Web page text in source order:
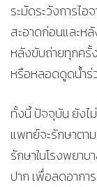
ระมัดระวังการไ
สะอาดก่อนและห
หลังขับถ่ายทุกครั้
หรือหลอดดูดน้ำร่
ทั้งนี้ ปัจจุบัน ยังไ
แพทย์จะรักษาตา
รักษาในโรงพยาบ
ปาก เพื่อลดอากา